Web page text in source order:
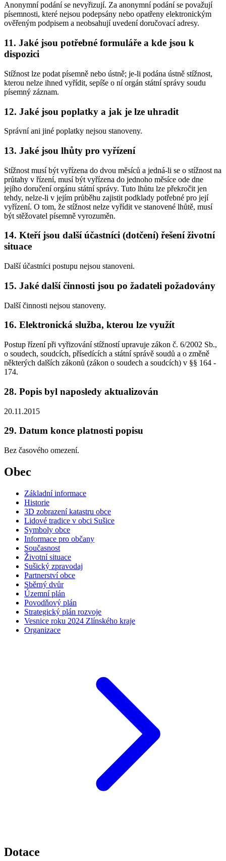
Anonymní podání se nevyřizují. Za anonymní podání se považují
písemnosti, které nejsou podepsány nebo opatřeny elektronickým
ověřeným podpisem a neobsahují uvedení doručovací adresy.
11. Jaké jsou potřebné formuláře a kde jsou k
dispozici
Stížnost lze podat písemně nebo ústně; je-li podána ústně stížnost,
kterou nelze ihned vyřídit, sepíše o ní orgán státní správy soudu
písemný záznam.
12. Jaké jsou poplatky a jak je lze uhradit
Správní ani jiné poplatky nejsou stanoveny.
13. Jaké jsou lhůty pro vyřízení
Stížnost musí být vyřízena do dvou měsíců a jedná-li se o stížnost na
průtahy v řízení, musí být vyřízena do jednoho měsíce ode dne
jejího doručení orgánu státní správy. Tuto lhůtu lze překročit jen
tehdy, nelze-li v jejím průběhu zajistit podklady potřebné pro její
vyřízení. O tom, že stížnost nelze vyřídit ve stanovené lhůtě, musí
být stěžovatel písemně vyrozuměn.
14. Kteří jsou další účastníci (dotčení) řešení životní
situace
Další účastníci postupu nejsou stanoveni.
15. Jaké další činnosti jsou po žadateli požadovány
Další činnosti nejsou stanoveny.
16. Elektronická služba, kterou lze využít
Postup řízení při vyřizování stížností upravuje zákon č. 6/2002 Sb.,
o soudech, soudcích, přísedících a státní správě soudů a o změně
některých dalších zákonů (zákon o soudech a soudcích) v §§ 164 -
174.
28. Popis byl naposledy aktualizován
20.11.2015
29. Datum konce platnosti popisu
Bez časového omezení.
Obec
Základní informace
Historie
3D zobrazení katastru obce
Lidové tradice v obci Sušice
Symboly obce
Informace pro občany
Současnost
Životní situace
Sušický zpravodaj
Partnerství obce
Sběrný dvůr
Územní plán
Povodňový plán
Strategický plán rozvoje
Vesnice roku 2024 Zlínského kraje
Organizace
Dotace